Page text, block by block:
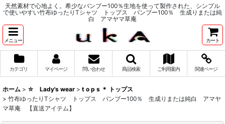
天然素材で心地よく。希少なバンブー100％生地を使って製作された、シンプル
で使いやすい竹布ゆったりTシャツ トップス バンブー100％ 生成りまたは純
白 アマヤマ草庵
メニュー カート
カテゴリ マイページ 問い合わせ 商品検索 ご利用案内 関連ページ
ホーム > ☆ Lady's wear > t o p s ＊ トップス
> 竹布ゆったりTシャツ トップス バンブー100％ 生成りまたは純白 アマヤ
マ草庵 【直送アイテム】